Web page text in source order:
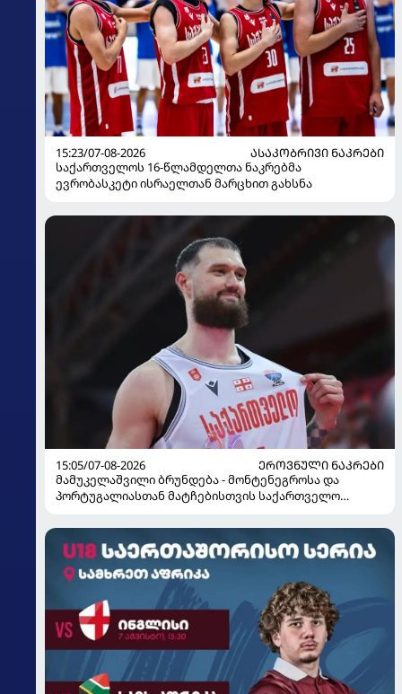
15:23/07-08-2026
ᲐᲡᲐᲙᲝᲑᲠᲘᲕᲘ ᲜᲐᲙᲠᲔᲑᲘ
საქართველოს 16-წლამდელთა ნაკრებმა
ევრობასკეტი ისრაელთან მარცხით გახსნა
15:05/07-08-2026
ᲔᲠᲝᲕᲜᲣᲚᲘ ᲜᲐᲙᲠᲔᲑᲘ
მამუკელაშვილი ბრუნდება - მონტენეგროსა და
პორტუგალიასთან მატჩებისთვის საქართველო